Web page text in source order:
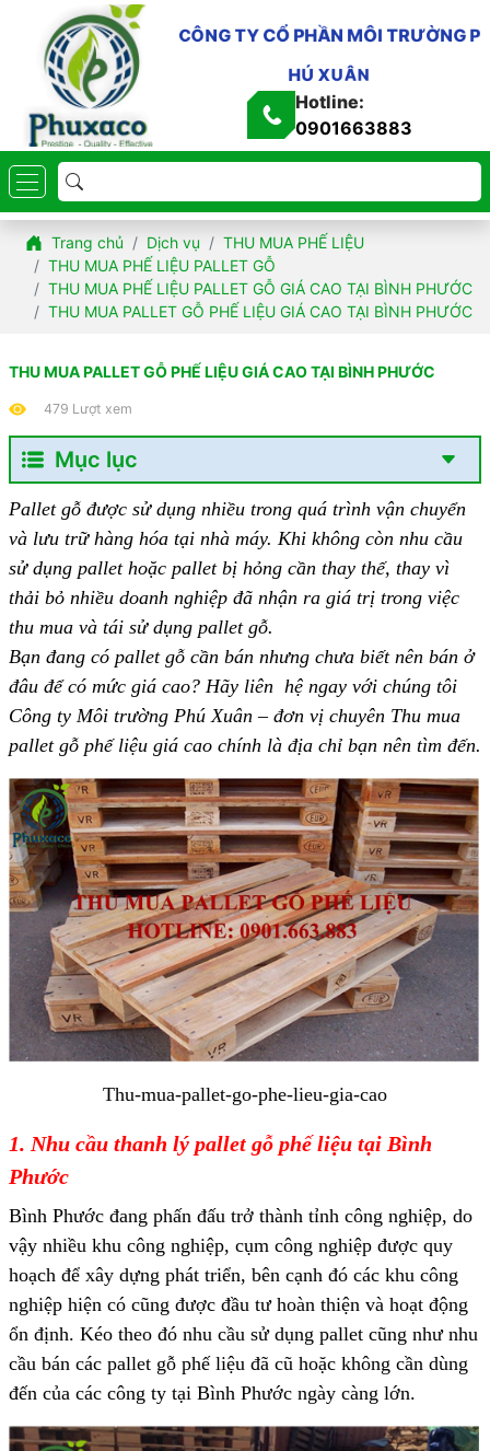
CÔNG TY CỔ PHẦN MÔI TRƯỜNG P
HÚ XUÂN
Hotline:
0901663883
Trang chủ Dịch vụ
THU MUA PHẾ LIỆU
THU MUA PHẾ LIỆU PALLET GỖ
THU MUA PHẾ LIỆU PALLET GỖ GIÁ CAO TẠI BÌNH PHƯỚC
THU MUA PALLET GỖ PHẾ LIỆU GIÁ CAO TẠI BÌNH PHƯỚC
THU MUA PALLET GỖ PHẾ LIỆU GIÁ CAO TẠI BÌNH PHƯỚC
479 Lượt xem
Mục lục
Pallet gỗ được sử dụng nhiều trong quá trình vận chuyển
và lưu trữ hàng hóa tại nhà máy. Khi không còn nhu cầu
sử dụng pallet hoặc pallet bị hỏng cần thay thế, thay vì
thải bỏ nhiều doanh nghiệp đã nhận ra giá trị trong việc
thu mua và tái sử dụng pallet gỗ.
Bạn đang có pallet gỗ cần bán nhưng chưa biết nên bán ở
đâu để có mức giá cao? Hãy liên hệ ngay với chúng tôi
Công ty Môi trường Phú Xuân – đơn vị chuyên Thu mua
pallet gỗ phế liệu giá cao chính là địa chỉ bạn nên tìm đến.
Thu-mua-pallet-go-phe-lieu-gia-cao
1. Nhu cầu thanh lý pallet gỗ phế liệu tại Bình
Phước
Bình Phước đang phấn đấu trở thành tỉnh công nghiệp, do
vậy nhiều khu công nghiệp, cụm công nghiệp được quy
hoạch để xây dựng phát triển, bên cạnh đó các khu công
nghiệp hiện có cũng được đầu tư hoàn thiện và hoạt động
ổn định. Kéo theo đó nhu cầu sử dụng pallet cũng như nhu
cầu bán các pallet gỗ phế liệu đã cũ hoặc không cần dùng
đến của các công ty tại Bình Phước ngày càng lớn.